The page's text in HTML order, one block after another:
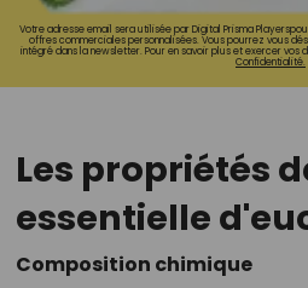
Votre adresse email sera utilisée par Digital Prisma
offres commerciales personnalisées. Vous pourrez vous
intégré dans la newsletter. Pour en savoir plus et exercer vos
Confidentialité.
Les propriétés
essentielle
Composition chimique